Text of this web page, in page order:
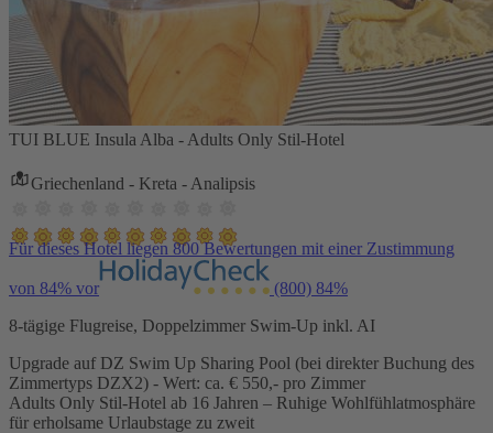
TUI BLUE Insula Alba - Adults Only Stil-Hotel
Griechenland - Kreta - Analipsis
Für dieses Hotel liegen 800 Bewertungen mit einer Zustimmung
von 84% vor (800) 84%
8-tägige Flugreise, Doppelzimmer Swim-Up inkl. AI
Upgrade auf DZ Swim Up Sharing Pool (bei direkter Buchung des
Zimmertyps DZX2) - Wert: ca. € 550,- pro Zimmer
Adults Only Stil-Hotel ab 16 Jahren – Ruhige Wohlfühlatmosphäre
für erholsame Urlaubstage zu zweit